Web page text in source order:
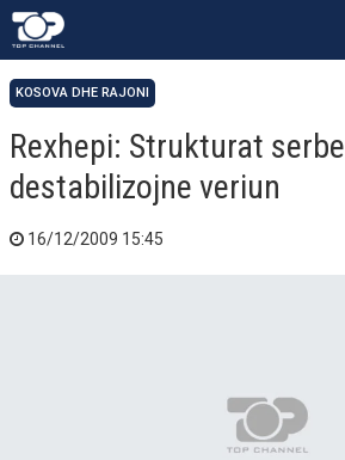
KOSOVA DHE RAJONI
Rexhepi: Strukturat serbe
destabilizojne veriun
16/12/2009 15:45